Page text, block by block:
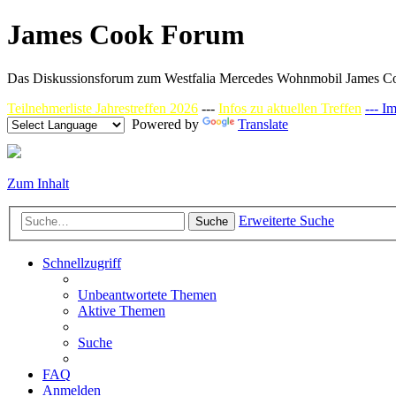
James Cook Forum
Das Diskussionsforum zum Westfalia Mercedes Wohnmobil James
Teilnehmerliste Jahrestreffen 2026 --- Infos zu aktuellen Treffen ---
Powered by
Translate
Zum Inhalt
Suche Erweiterte Suche
Schnellzugriff
Unbeantwortete Themen
Aktive Themen
Suche
FAQ
Anmelden